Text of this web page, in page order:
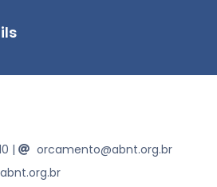
|
orcamento@abnt.org.br